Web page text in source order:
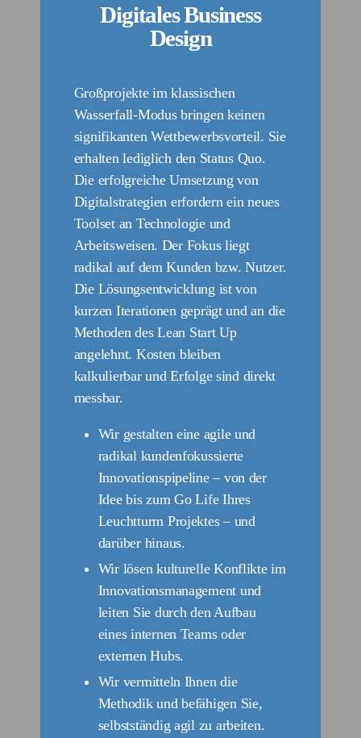
Digitales Business
Design
Großprojekte im klassischen
Wasserfall-Modus bringen keinen
signifikanten Wettbewerbsvorteil. Sie
erhalten lediglich den Status Quo.
Die erfolgreiche Umsetzung von
Digitalstrategien erfordern ein neues
Toolset an Technologie und
Arbeitsweisen. Der Fokus liegt
radikal auf dem Kunden bzw. Nutzer.
Die Lösungsentwicklung ist von
kurzen Iterationen geprägt und an die
Methoden des Lean Start Up
angelehnt. Kosten bleiben
kalkulierbar und Erfolge sind direkt
messbar.
Wir gestalten eine agile und
radikal kundenfokussierte
Innovationspipeline – von der
Idee bis zum Go Life Ihres
Leuchtturm Projektes – und
darüber hinaus.
Wir lösen kulturelle Konflikte im
Innovationsmanagement und
leiten Sie durch den Aufbau
eines internen Teams oder
externen Hubs.
Wir vermitteln Ihnen die
Methodik und befähigen Sie,
selbstständig agil zu arbeiten.